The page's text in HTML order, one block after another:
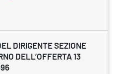
DIRIGENTE SEZIONE
DELL’OFFERTA 13